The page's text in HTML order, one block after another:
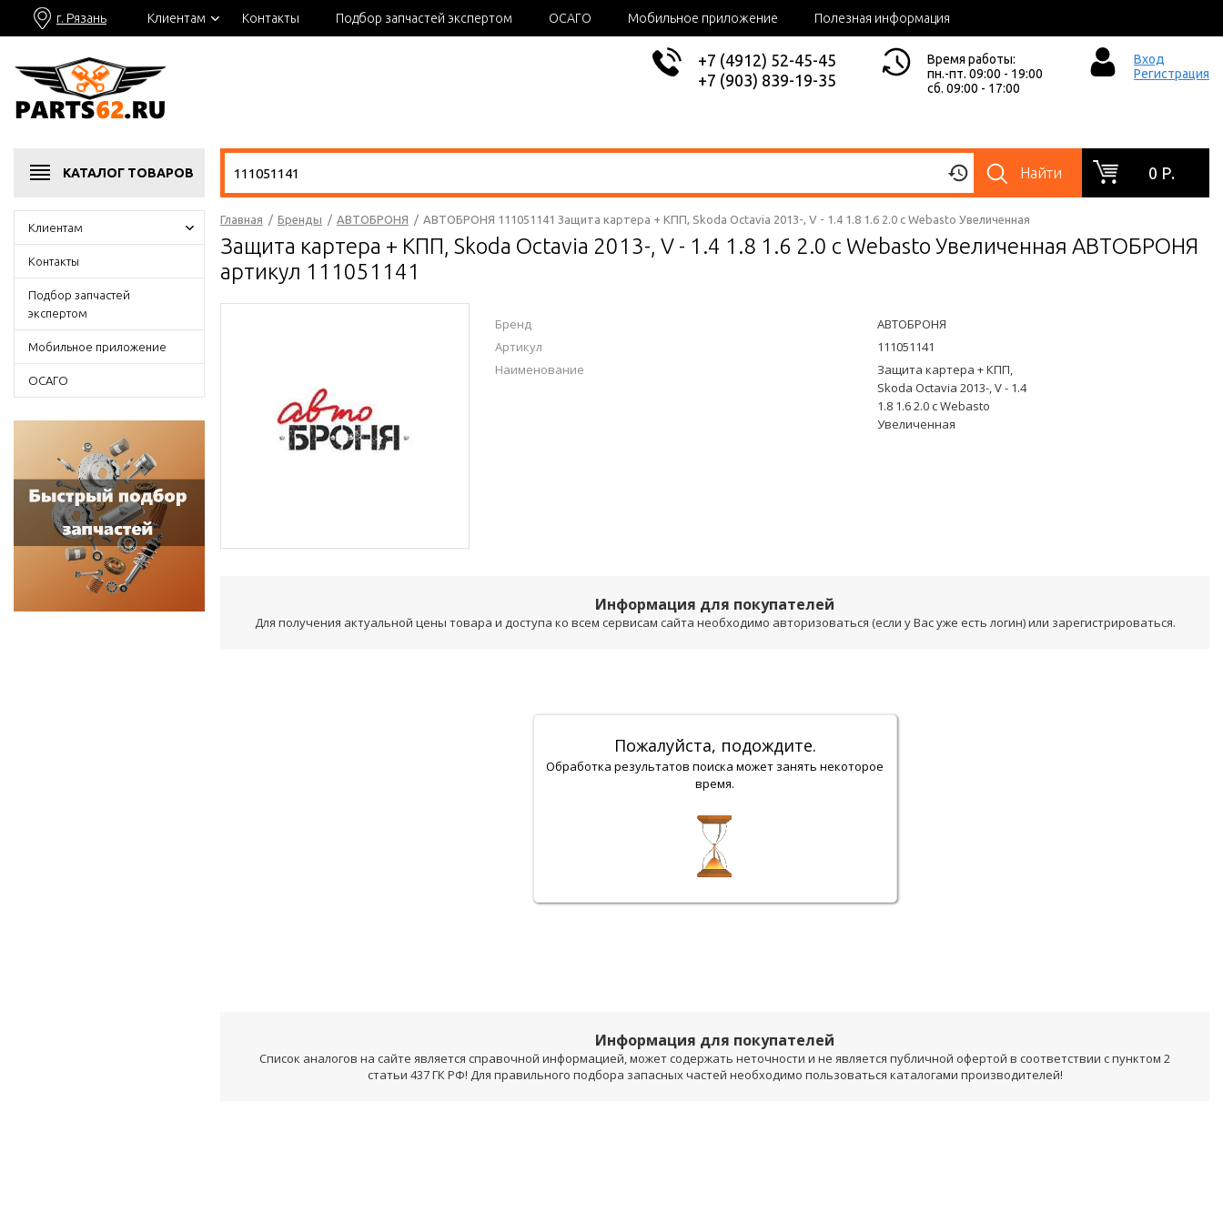
г. Рязань Клиентам Контакты Подбор запчастей экспертом ОСАГО Мобильное приложение Полезная информация
+7 (4912) 52-45-45
+7 (903) 839-19-35
Время работы:
пн.-пт. 09:00 - 19:00
сб. 09:00 - 17:00
Вход
Регистрация
КАТАЛОГ ТОВАРОВ Найти 0 Р.
Клиентам
Контакты
Подбор запчастей
экспертом
Мобильное приложение
ОСАГО
Главная / Бренды / АВТОБРОНЯ / АВТОБРОНЯ 111051141 Защита картера + КПП, Skoda Octavia 2013-, V - 1.4 1.8 1.6 2.0 с Webasto Увеличенная
Защита картера + КПП, Skoda Octavia 2013-, V - 1.4 1.8 1.6 2.0 с Webasto Увеличенная АВТОБРОНЯ
артикул 111051141
Бренд
АВТОБРОНЯ
Артикул
111051141
Наименование
Защита картера + КПП,
Skoda Octavia 2013-, V - 1.4
1.8 1.6 2.0 с Webasto
Увеличенная
Информация для покупателей
Для получения актуальной цены товара и доступа ко всем сервисам сайта необходимо авторизоваться (если у Вас уже есть логин) или зарегистрироваться.
Пожалуйста, подождите.
Обработка результатов поиска может занять некоторое
время.
Информация для покупателей
Список аналогов на сайте является справочной информацией, может содержать неточности и не является публичной офертой в соответствии с пунктом 2
статьи 437 ГК РФ! Для правильного подбора запасных частей необходимо пользоваться каталогами производителей!